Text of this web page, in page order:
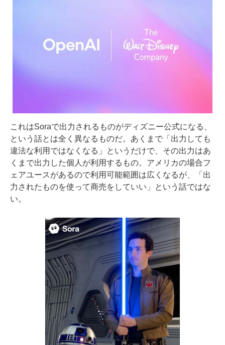
これはSoraで出力されるものがディズニー公式になる、
という話とは全く異なるものだ。あくまで「出力しても
違法な利用ではなくなる」というだけで、その出力はあ
くまで出力した個人が利用するもの。アメリカの場合フ
ェアユースがあるので利用可能範囲は広くなるが、「出
力されたものを使って商売をしていい」という話ではな
い。